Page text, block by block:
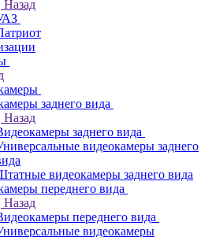
Назад
заднего вида
Назад
заднего вида
видеокамеры заднего
видеокамеры заднего вида
переднего вида
Назад
переднего вида
видеокамеры